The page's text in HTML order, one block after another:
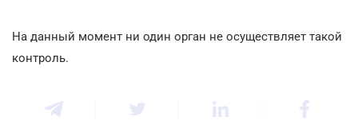
На данный момент ни один орган не осуществляет такой
контроль.